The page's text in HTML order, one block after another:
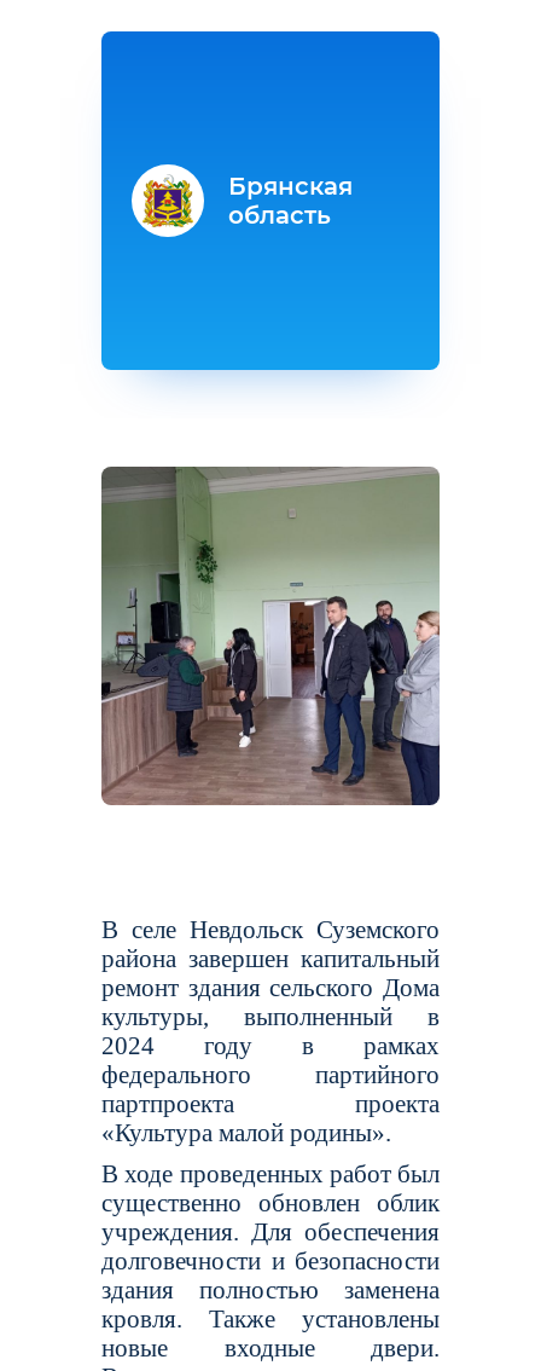
В селе Невдольск Суземского
района завершен капитальный
ремонт здания сельского Дома
культуры, выполненный в
2024 году в рамках
федерального партийного
партпроекта проекта
«Культура малой родины».
В ходе проведенных работ был
существенно обновлен облик
учреждения. Для обеспечения
долговечности и безопасности
здания полностью заменена
кровля. Также установлены
новые входные двери.
Брянская
область